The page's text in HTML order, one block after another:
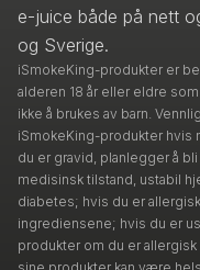
e-juice både på nett
og Sverige.
iSmokeKing-produkter er
alderen 18 år eller eldre
ikke å brukes av barn.
iSmokeKing-produkter
du er gravid, planlegger å
medisinsk tilstand, ustabil
diabetes; hvis du er
ingrediensene; hvis du er
produkter om du er